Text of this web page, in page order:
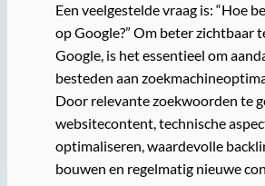
Een veelgestelde vraag is: “Hoe
op Google?” Om beter zichtbaar
Google, is het essentieel om
besteden aan
Door relevante zoekwoorden te
websitecontent, technische
optimaliseren, waardevolle
bouwen en regelmatig nieuwe